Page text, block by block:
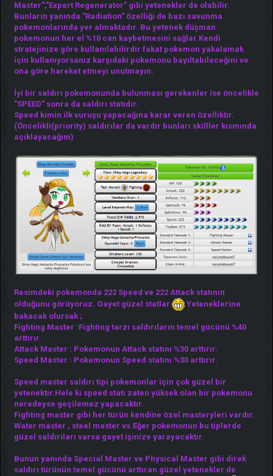
Master","Expert Regenerator" gibi yetenekler de olabilir.
Bunların yanında "Radiation" özelliği de bazı savunma
pokemonlarında yer almaktadır. Bu yetenek düşman
pokemonun her el %10 can kaybetmesini sağlar.Kendi
stratejinize göre kullanılabilirdir fakat pokemon yakalamak
için kullanıyorsanız karşıdaki pokemonu bayıltabileceğini ve
ona göre hareket etmeyi unutmayın.
İyi bir saldırı pokemonunda bulunması gerekenler ise öncelikle
"SPEED" sonra da saldırı statıdır.
Speed kimin ilk vuruşu yapacağına karar veren özelliktir.
(Öncelikli(priority) saldırılar da vardır bunları skilller kısmında
açıklayacağım)
Resimdeki pokemonda 222 Speed ve 222 Attack statının
olduğunu görüyoruz. Gayet güzel statlar
Yeteneklerine
bakacak olursak ;
Fighting Master :Fighting tarzı saldırıların temel gücünü %40
arttırır.
Attack Master : Pokemonun Attack statını %30 arttırır.
Speed Master : Pokemonun Speed statını %30 arttırır.
Speed master saldırı tipi pokemonlar için çok güzel bir
yetenektir.Hele ki speed statı zaten yüksek olan bir pokemonu
neredeyse geçilemez yapacaktır.
Fighting master gibi her türün kendine özel masteryleri vardır.
Water master , steel master vs.Eğer pokemonun bu tiplerde
güzel saldırıları varsa gayet işinize yarayacaktır.
Bunun yanında Special Master ve Physical Master gibi direk
saldırı türünün temel gücünü arttıran güzel yetenekler de